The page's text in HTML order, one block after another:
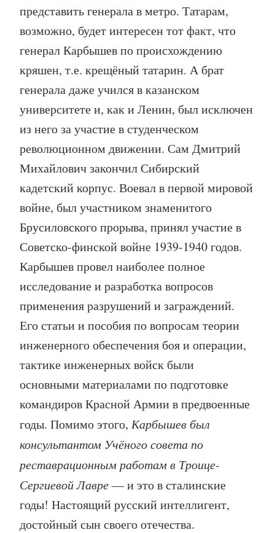
представить генерала в метро. Татарам,
возможно, будет интересен тот факт, что
генерал Карбышев по происхождению
кряшен, т.е. крещёный татарин. А брат
генерала даже учился в казанском
университете и, как и Ленин, был исключен
из него за участие в студенческом
революционном движении. Сам Дмитрий
Михайлович закончил Сибирский
кадетский корпус. Воевал в первой мировой
войне, был участником знаменитого
Брусиловского прорыва, принял участие в
Советско-финской войне 1939-1940 годов.
Карбышев провел наиболее полное
исследование и разработка вопросов
применения разрушений и заграждений.
Его статьи и пособия по вопросам теории
инженерного обеспечения боя и операции,
тактике инженерных войск были
основными материалами по подготовке
командиров Красной Армии в предвоенные
годы. Помимо этого, Карбышев был
консультантом Учёного совета по
реставрационным работам в Троице-
Сергиевой Лавре— и это в сталинские
годы! Настоящий русский интеллигент,
достойный сын своего отечества.